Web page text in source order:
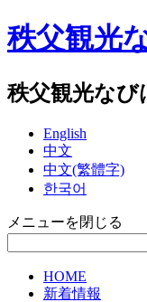
秩父観光
秩父観光なび
English
中文
中文(繁體字)
한국어
メニューを閉じる
HOME
新着情報